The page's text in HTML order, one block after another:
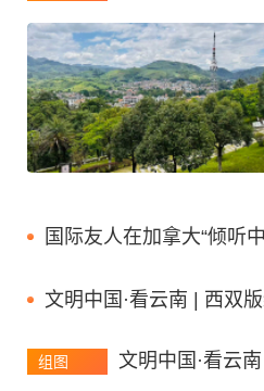
国际友人在加拿大“倾听
文明中国·看云南 | 西双
组图 文明中国·看云